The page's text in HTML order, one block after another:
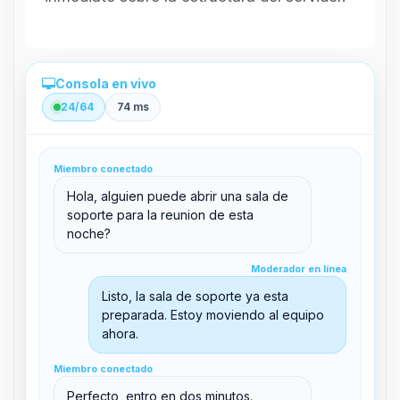
Consola en vivo
24/64 74 ms
Miembro conectado
Hola, alguien puede abrir una sala de
soporte para la reunion de esta
noche?
Moderador en línea
Listo, la sala de soporte ya esta
preparada. Estoy moviendo al equipo
ahora.
Miembro conectado
Perfecto, entro en dos minutos.
support@boxtoplay.com
Sala principal
Miembro conectado
Sala de soporte